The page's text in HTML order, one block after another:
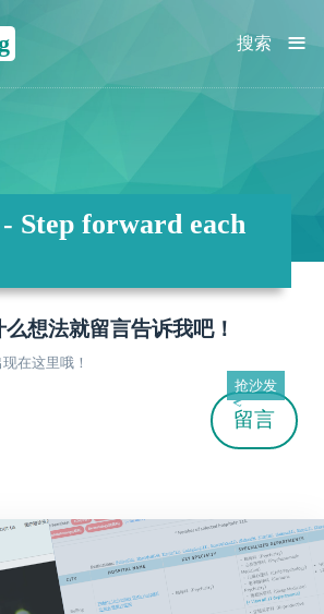
≡
搜索
Step forward each
想法就留言告诉我吧！
在这里哦！
留言
抢沙发